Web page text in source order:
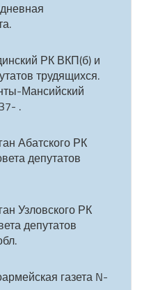
РК ВКП(б) и
трудящихся.
Мансийский
.
Абатского РК
депутатов
Узловского РК
депутатов
газета N-